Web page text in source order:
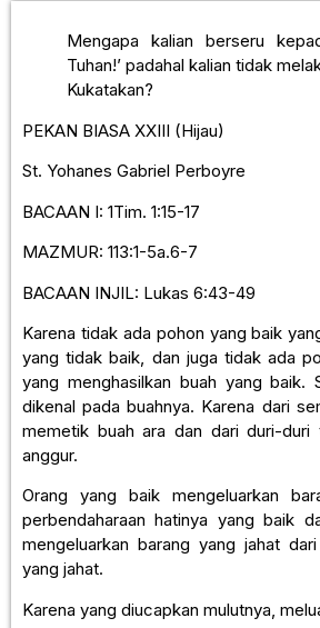
Mengapa kalian berseru
Tuhan!’ padahal kalian tidak
Kukatakan?
PEKAN BIASA XXIII (Hijau)
St. Yohanes Gabriel Perboyre
BACAAN I: 1Tim. 1:15-17
MAZMUR: 113:1-5a.6-7
BACAAN INJIL: Lukas 6:43-49
Karena tidak ada pohon yang baik
yang tidak baik, dan juga tidak ada
yang menghasilkan buah yang baik.
dikenal pada buahnya. Karena dari
memetik buah ara dan dari duri-duri
anggur.
Orang yang baik mengeluarkan
perbendaharaan hatinya yang baik
mengeluarkan barang yang jahat dari
yang jahat.
Karena yang diucapkan mulutnya,